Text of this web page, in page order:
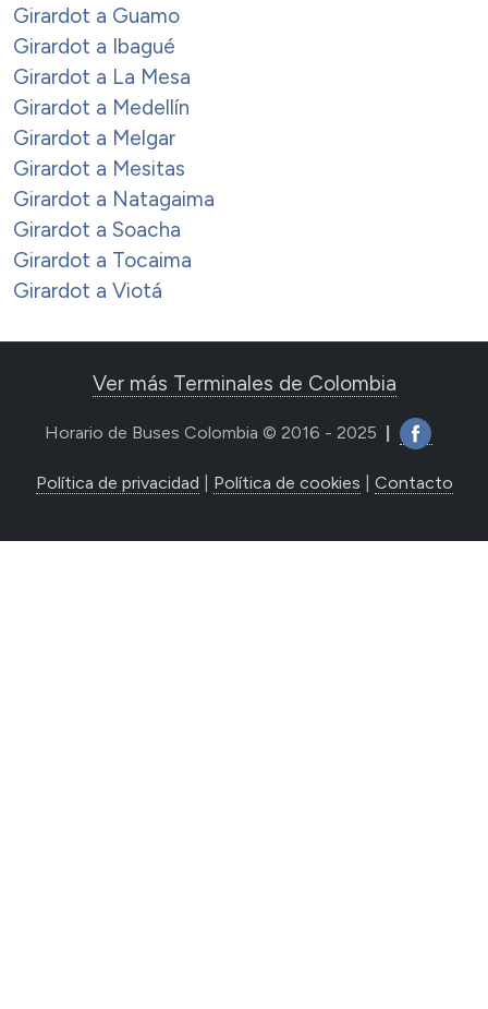
Girardot a Guamo
Girardot a Ibagué
Girardot a La Mesa
Girardot a Medellín
Girardot a Melgar
Girardot a Mesitas
Girardot a Natagaima
Girardot a Soacha
Girardot a Tocaima
Girardot a Viotá
Ver más Terminales de Colombia
Horario de Buses Colombia © 2016 - 2025
Política de privacidad Política de cookies Contacto